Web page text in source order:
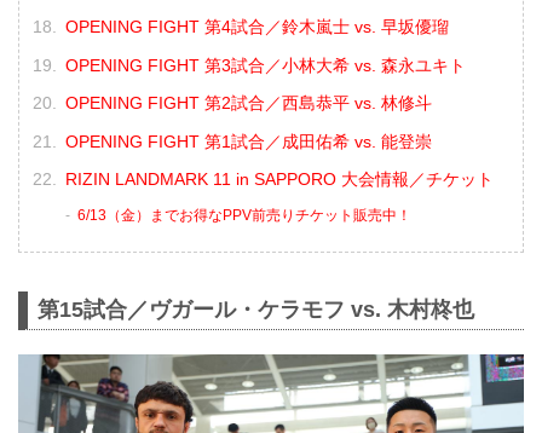
OPENING FIGHT 第4試合／鈴木嵐士 vs. 早坂優瑠
OPENING FIGHT 第3試合／小林大希 vs. 森永ユキト
OPENING FIGHT 第2試合／西島恭平 vs. 林修斗
OPENING FIGHT 第1試合／成田佑希 vs. 能登崇
RIZIN LANDMARK 11 in SAPPORO 大会情報／チケット
6/13（金）までお得なPPV前売りチケット販売中！
第15試合／ヴガール・ケラモフ vs. 木村柊也